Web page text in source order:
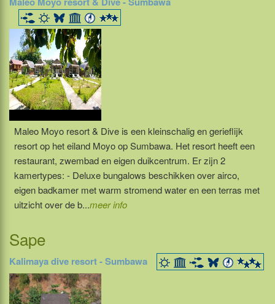
Maleo Moyo resort & Dive is een kleinschalig en gerieflijk
resort op het eiland Moyo op Sumbawa. Het resort heeft een
restaurant, zwembad en eigen duikcentrum. Er zijn 2
kamertypes: - Deluxe bungalows beschikken over airco,
eigen badkamer met warm stromend water en een terras met
uitzicht over de b...meer info
Sape
Kalimaya dive resort - Sumbawa